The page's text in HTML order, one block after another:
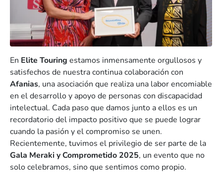
En Elite Touring estamos inmensamente orgullosos y
satisfechos de nuestra continua colaboración con
Afanias, una asociación que realiza una labor encomiable
en el desarrollo y apoyo de personas con discapacidad
intelectual. Cada paso que damos junto a ellos es un
recordatorio del impacto positivo que se puede lograr
cuando la pasión y el compromiso se unen.
Recientemente, tuvimos el privilegio de ser parte de la
Gala Meraki y Comprometido 2025, un evento que no
solo celebramos, sino que sentimos como propio.